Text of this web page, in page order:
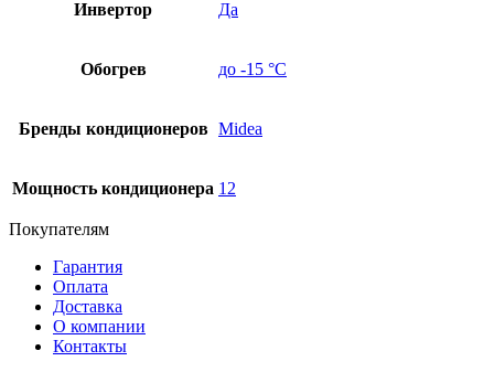
Инвертор Да
Обогрев до -15 °C
Бренды кондиционеров Midea
Мощность кондиционера 12
Покупателям
Гарантия
Оплата
Доставка
О компании
Контакты